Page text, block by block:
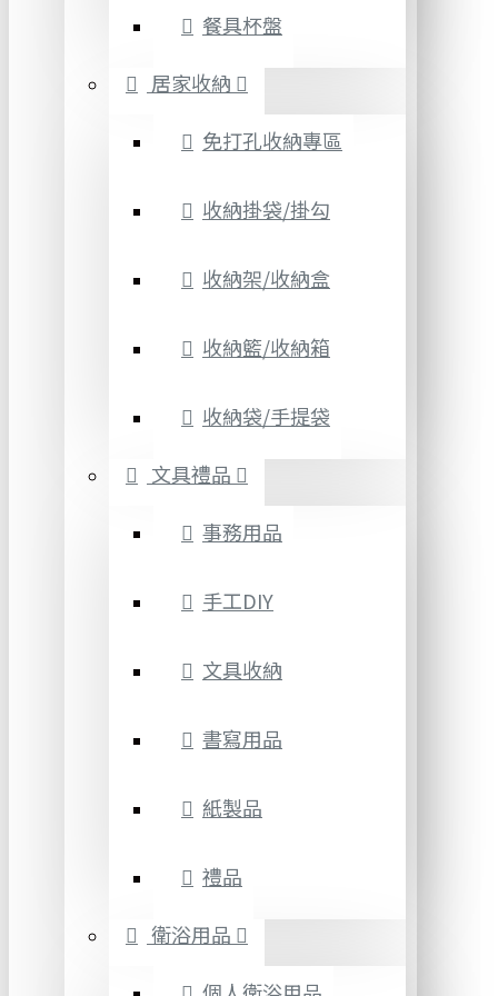
餐具杯盤
居家收納
免打孔收納專區
收納掛袋/掛勾
收納架/收納盒
收納籃/收納箱
收納袋/手提袋
文具禮品
事務用品
手工DIY
文具收納
書寫用品
紙製品
禮品
衛浴用品